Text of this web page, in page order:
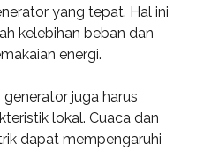
yang tepat. Hal ini
kelebihan beban dan
energi.
juga harus
lokal. Cuaca dan
dapat mempengaruhi